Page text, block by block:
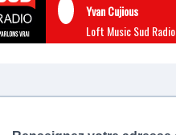
Yvan Cujious
Loft Music Sud Radio